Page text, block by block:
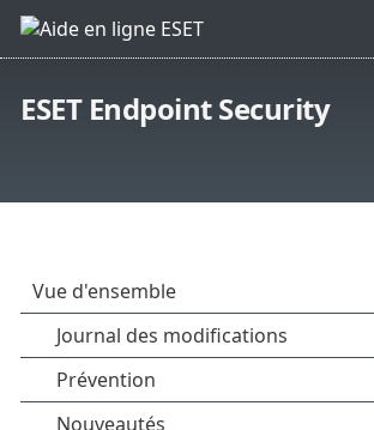
ESET Endpoint Security